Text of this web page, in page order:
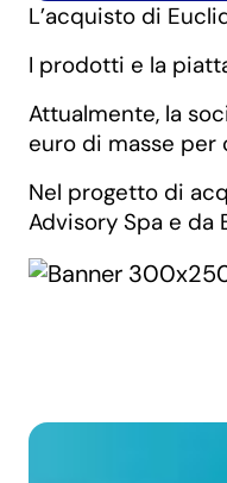
L’acquisto di
I prodotti e la
Attualmente, la
euro di masse
Nel progetto di
Advisory Spa e da